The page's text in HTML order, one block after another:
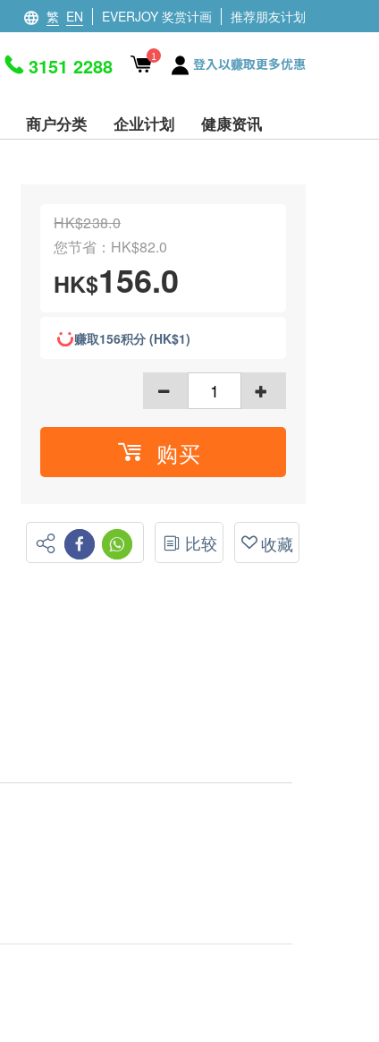
繁 EN EVERJOY 奖赏计画 推荐朋友计划
3151 2288 1 登入以赚取更多优惠
商户分类 企业计划 健康资讯
HK$238.0
您节省：HK$82.0
HK$156.0
赚取156积分 (HK$1)
购买
比较 收藏